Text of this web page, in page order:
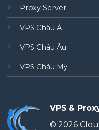
Proxy Server
VPS Châu Á
VPS Châu Âu
VPS Châu Mỹ
VPS &
© 2026